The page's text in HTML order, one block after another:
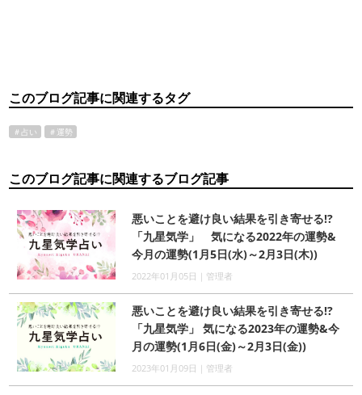
このブログ記事に関連するタグ
＃占い ＃運勢
このブログ記事に関連するブログ記事
悪いことを避け良い結果を引き寄せる!?
「九星気学」 気になる2022年の運勢&
今月の運勢(1月5日(水)～2月3日(木))
2022年01月05日｜管理者
悪いことを避け良い結果を引き寄せる!?
「九星気学」 気になる2023年の運勢&今
月の運勢(1月6日(金)～2月3日(金))
2023年01月09日｜管理者